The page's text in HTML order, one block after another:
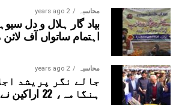
محاسبہ 2 years ago
بیاد گار ہلال و دل
اہتمام ساتواں آف
محاسبہ 2 years ago
جالے نگر پریشد
ہنگامہ، 22 اراکین نے کیا بائیکاٹ